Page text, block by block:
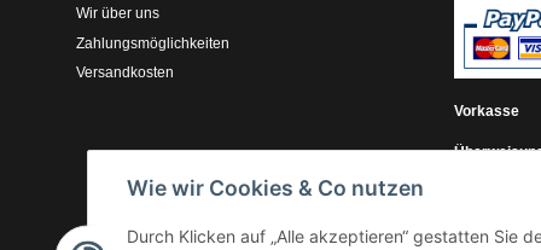
Wie wir Cookies & Co nutzen
Durch Klicken auf „Alle akzeptieren“ gestatten Sie
Wir über uns
Zahlungsmöglichkeiten
Versandkosten
Vorkasse